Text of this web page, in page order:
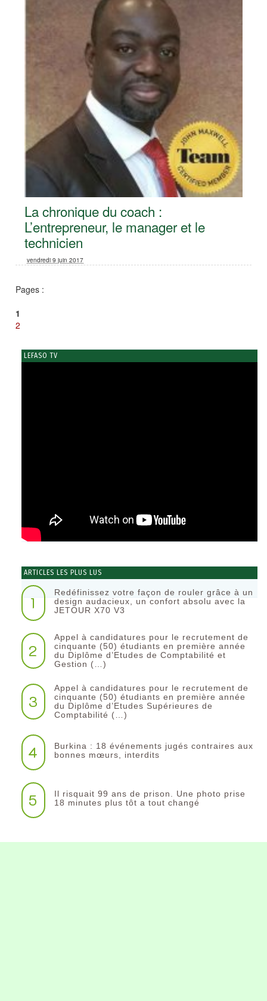
La chronique du coach :
L’entrepreneur, le manager et le
technicien
vendredi 9 juin 2017
Pages :
1
2
LEFASO TV
ARTICLES LES PLUS LUS
1
Redéfinissez votre façon de rouler grâce à un
design audacieux, un confort absolu avec la
JETOUR X70 V3
2
Appel à candidatures pour le recrutement de
cinquante (50) étudiants en première année
du Diplôme d’Etudes de Comptabilité et
Gestion (…)
3
Appel à candidatures pour le recrutement de
cinquante (50) étudiants en première année
du Diplôme d’Etudes Supérieures de
Comptabilité (…)
4
Burkina : 18 événements jugés contraires aux
bonnes mœurs, interdits
5
Il risquait 99 ans de prison. Une photo prise
18 minutes plus tôt a tout changé